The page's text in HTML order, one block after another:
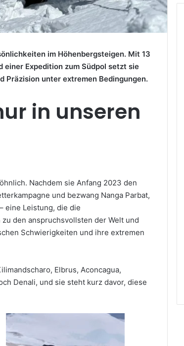
im Höhenbergsteigen. Mit 13
einer Expedition zum Südpol setzt sie
Präzision unter extremen Bedingungen.
in unseren
Nachdem sie Anfang 2023 den
und bezwang Nanga Parbat,
eine Leistung, die die
den anspruchsvollsten der Welt und
Schwierigkeiten und ihre extremen
Elbrus, Aconcagua,
Denali, und sie steht kurz davor, diese